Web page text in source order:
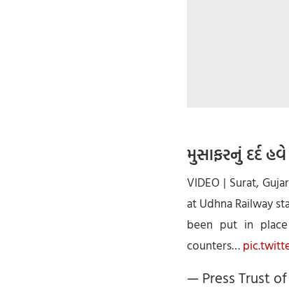
મુસાફરનું દર્દ
VIDEO | Surat,
at Udhna Railway
been put in
counters…
— Press Trust